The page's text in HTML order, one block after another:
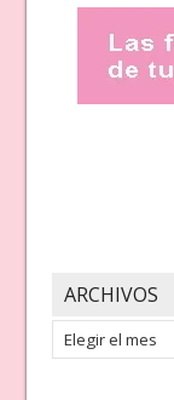
ARCHIVOS
Archivos